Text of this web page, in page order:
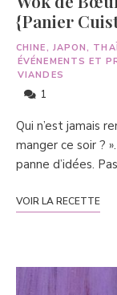
{Panier
CHINE, JAPON,
ÉVÉNEMENTS ET
VIANDES
1
Qui n’est jamais
manger ce soir ?
panne d’idées.
VOIR LA RECETTE